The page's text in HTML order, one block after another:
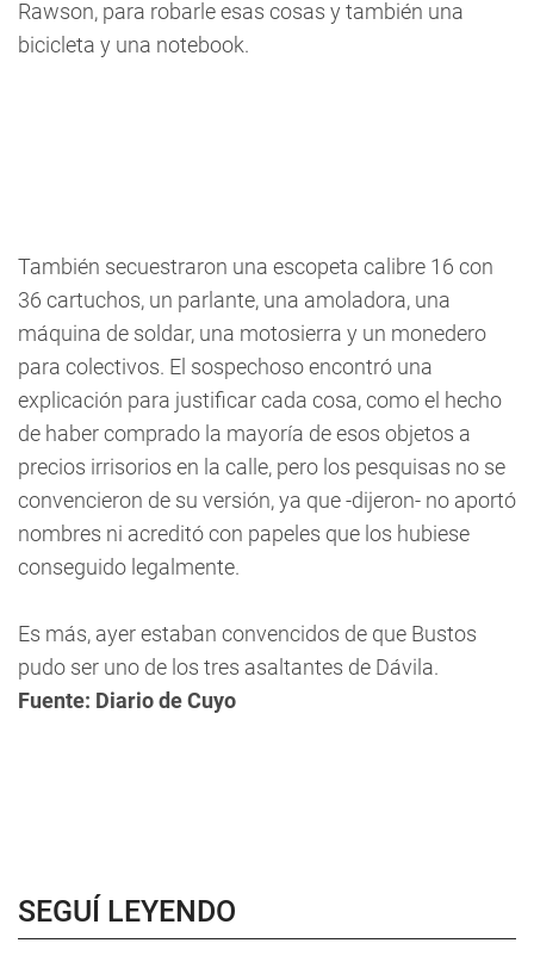
Rawson, para robarle esas cosas y también una
bicicleta y una notebook.
También secuestraron una escopeta calibre 16 con
36 cartuchos, un parlante, una amoladora, una
máquina de soldar, una motosierra y un monedero
para colectivos. El sospechoso encontró una
explicación para justificar cada cosa, como el hecho
de haber comprado la mayoría de esos objetos a
precios irrisorios en la calle, pero los pesquisas no se
convencieron de su versión, ya que -dijeron- no aportó
nombres ni acreditó con papeles que los hubiese
conseguido legalmente.
Es más, ayer estaban convencidos de que Bustos
pudo ser uno de los tres asaltantes de Dávila.
Fuente: Diario de Cuyo
SEGUÍ LEYENDO